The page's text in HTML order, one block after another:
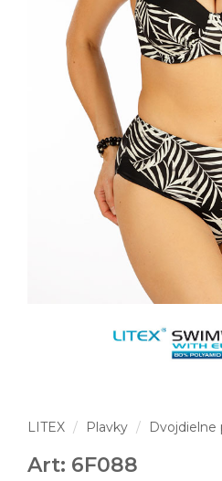
LITEX Plavky Dvojdielne
Art: 6F088